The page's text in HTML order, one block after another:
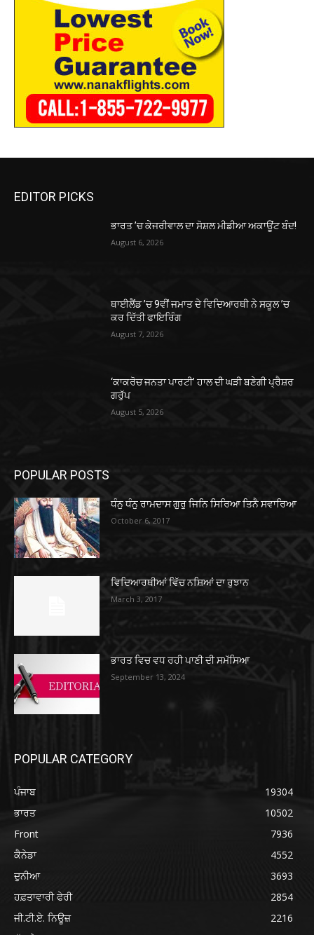
EDITOR PICKS
ਭਾਰਤ ’ਚ ਕੇਜਰੀਵਾਲ ਦਾ ਸੋਸ਼ਲ ਮੀਡੀਆ ਅਕਾਊਂਟ ਬੰਦ!
August 6, 2026
ਥਾਈਲੈਂਡ ’ਚ 9ਵੀਂ ਜਮਾਤ ਦੇ ਵਿਦਿਆਰਥੀ ਨੇ ਸਕੂਲ ’ਚ
ਕਰ ਦਿੱਤੀ ਫਾਇਰਿੰਗ
August 7, 2026
‘ਕਾਕਰੋਚ ਜਨਤਾ ਪਾਰਟੀ’ ਹਾਲ ਦੀ ਘੜੀ ਬਣੇਗੀ ਪ੍ਰੈਸ਼ਰ
ਗਰੁੱਪ
August 5, 2026
POPULAR POSTS
ਧੰਨੁ ਧੰਨੁ ਰਾਮਦਾਸ ਗੁਰੁ ਜਿਨਿ ਸਿਰਿਆ ਤਿਨੈ ਸਵਾਰਿਆ
October 6, 2017
ਵਿਦਿਆਰਥੀਆਂ ਵਿੱਚ ਨਸ਼ਿਆਂ ਦਾ ਰੁਝਾਨ
March 3, 2017
ਭਾਰਤ ਵਿਚ ਵਧ ਰਹੀ ਪਾਣੀ ਦੀ ਸਮੱਸਿਆ
September 13, 2024
POPULAR CATEGORY
ਪੰਜਾਬ
19304
ਭਾਰਤ
10502
Front
7936
ਕੈਨੇਡਾ
4552
ਦੁਨੀਆ
3693
ਹਫ਼ਤਾਵਾਰੀ ਫੇਰੀ
2854
ਜੀ.ਟੀ.ਏ. ਨਿਊਜ਼
2216